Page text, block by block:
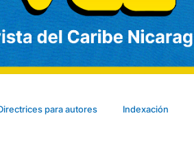
para autores Indexación